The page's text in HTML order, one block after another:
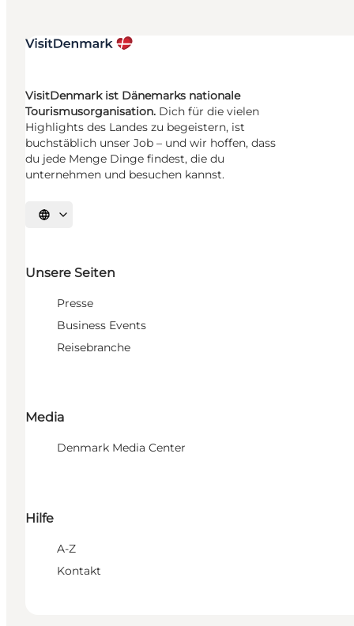
VisitDenmark ist Dänemarks nationale
Tourismusorganisation. Dich für die vielen
Highlights des Landes zu begeistern, ist
buchstäblich unser Job – und wir hoffen, dass
du jede Menge Dinge findest, die du
unternehmen und besuchen kannst.
Sprache auswählen
Unsere Seiten
Presse
Business Events
Reisebranche
Media
Denmark Media Center
Hilfe
A-Z
Kontakt